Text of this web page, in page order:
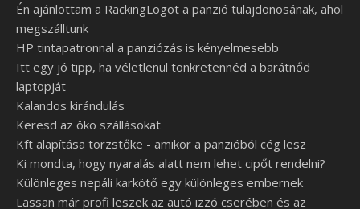
Én ajánlottam a RackingLogot a panzió tulajdonosának, ahol
megszálltunk
HP tintapatronnal a panziózás is kényelmesebb
Itt egy jó tipp, ha véletlenül tönkretennéd a barátnőd
laptopját
Kalandos kirándulás
Keresd az öko szállásokat
Kft alapítása törzstőke - amikor a panzióból cég lesz
Ki mondta, hogy nyaralás alatt nem lehet cipőt rendelni?
Különleges nepáli karkötő egy különleges embernek
Lassan már profi leszek az autó izzó cserében és az